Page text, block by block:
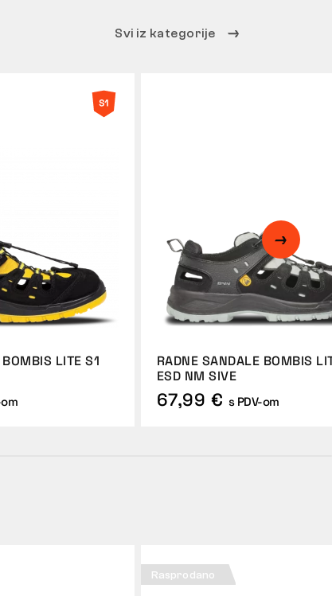
Svi iz kategorije
LITE S1
RADNE SANDALE BOMBIS
ESD NM SIVE
67,99 € s PDV-om
Rasprodano